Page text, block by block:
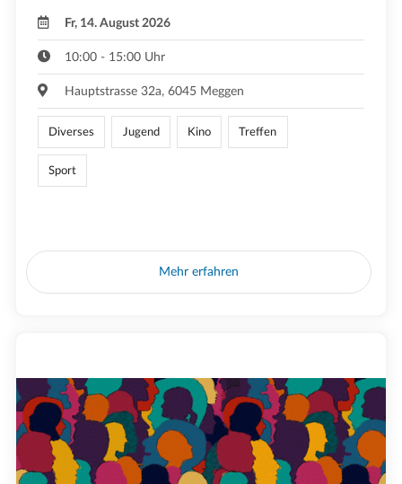
Fr, 14. August 2026
10:00 - 15:00 Uhr
Hauptstrasse 32a, 6045 Meggen
Diverses Jugend Kino Treffen
Sport
Mehr erfahren